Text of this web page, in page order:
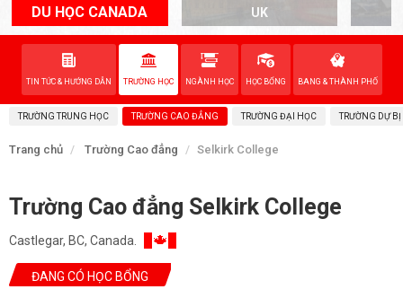
DU HỌC CANADA UK
TIN TỨC & HƯỚNG DẪN TRƯỜNG HỌC NGÀNH HỌC HỌC BỔNG BANG & THÀNH PHỐ
TRƯỜNG TRUNG HỌC TRƯỜNG CAO ĐẲNG TRƯỜNG ĐẠI HỌC TRƯỜNG DỰ BỊ
Trang chủ Trường Cao đẳng Selkirk College
Trường Cao đẳng Selkirk College
Castlegar, BC, Canada.
ĐANG CÓ HỌC BỔNG
EVENTS
DỊCH VỤ
VỀ NAM PHONG